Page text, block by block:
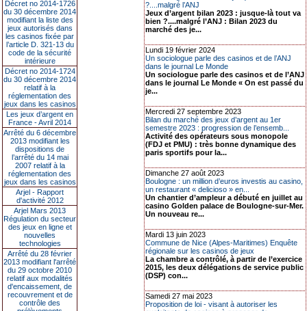
Décret no 2014-1726
du 30 décembre 2014
modifiant la liste des
jeux autorisés dans
les casinos fixée par
l’article D. 321-13 du
code de la sécurité
intérieure
Décret no 2014-1724
du 30 décembre 2014
relatif à la
réglementation des
jeux dans les casinos
Les jeux d’argent en
France - Avril 2014
Arrêté du 6 décembre
2013 modifiant les
dispositions de
l’arrêté du 14 mai
2007 relatif à la
réglementation des
jeux dans les casinos
Arjel - Rapport
d'activité 2012
Arjel Mars 2013
Régulation du secteur
des jeux en ligne et
nouvelles
technologies
Arrêté du 28 février
2013 modifiant l'arrêté
du 29 octobre 2010
relatif aux modalités
d'encaissement, de
recouvrement et de
contrôle des
?....malgré l’ANJ
Jeux d’argent bilan 2023 : jusque-là tout va
bien ?....malgré l’ANJ : Bilan 2023 du
marché des je...
Lundi 19 février 2024
Un sociologue parle des casinos et de l’ANJ
dans le journal Le Monde
Un sociologue parle des casinos et de l’ANJ
dans le journal Le Monde « On est passé du
je...
Mercredi 27 septembre 2023
Bilan du marché des jeux d’argent au 1er
semestre 2023 : progression de l’ensemb...
Activité des opérateurs sous monopole
(FDJ et PMU) : très bonne dynamique des
paris sportifs pour la...
Dimanche 27 août 2023
Boulogne : un million d’euros investis au casino,
un restaurant « delicioso » en...
Un chantier d’ampleur a débuté en juillet au
casino Golden palace de Boulogne-sur-Mer.
Un nouveau re...
Mardi 13 juin 2023
Commune de Nice (Alpes-Maritimes) Enquête
régionale sur les casinos de jeux
La chambre a contrôlé, à partir de l’exercice
2015, les deux délégations de service public
(DSP) con...
Samedi 27 mai 2023
Proposition de loi - visant à autoriser les